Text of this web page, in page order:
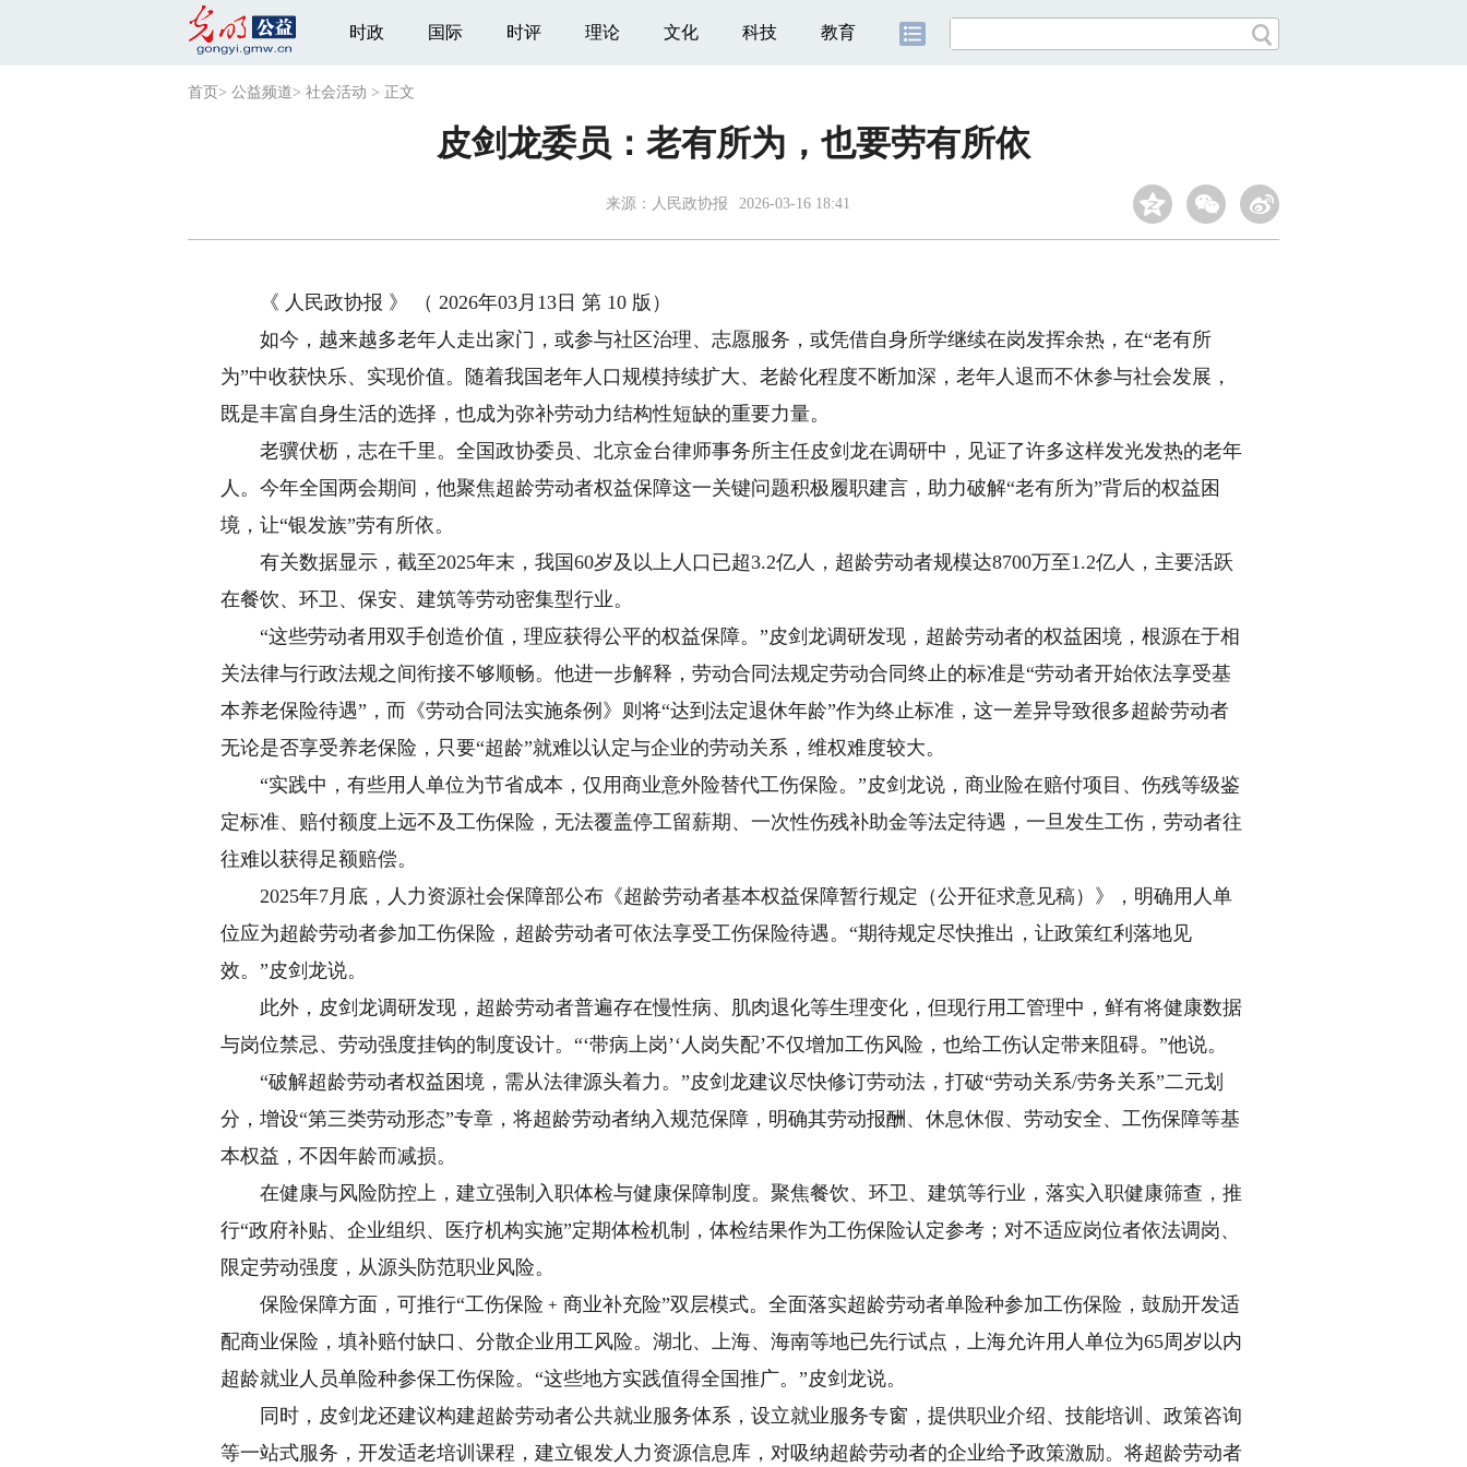
时政 国际 时评 理论 文化 科技 教育
首页 > 公益频道> 社会活动 > 正文
皮剑龙委员：老有所为，也要劳有所依
来源： 人民政协报 2026-03-16 18:41
《 人民政协报 》 （ 2026年03月13日 第 10 版）
如今，越来越多老年人走出家门，或参与社区治理、志愿服务，或凭借自身所学继续在岗发挥余热，在“老有所
为”中收获快乐、实现价值。随着我国老年人口规模持续扩大、老龄化程度不断加深，老年人退而不休参与社会发展，
既是丰富自身生活的选择，也成为弥补劳动力结构性短缺的重要力量。
老骥伏枥，志在千里。全国政协委员、北京金台律师事务所主任皮剑龙在调研中，见证了许多这样发光发热的老年
人。今年全国两会期间，他聚焦超龄劳动者权益保障这一关键问题积极履职建言，助力破解“老有所为”背后的权益困
境，让“银发族”劳有所依。
有关数据显示，截至2025年末，我国60岁及以上人口已超3.2亿人，超龄劳动者规模达8700万至1.2亿人，主要活跃
在餐饮、环卫、保安、建筑等劳动密集型行业。
“这些劳动者用双手创造价值，理应获得公平的权益保障。”皮剑龙调研发现，超龄劳动者的权益困境，根源在于相
关法律与行政法规之间衔接不够顺畅。他进一步解释，劳动合同法规定劳动合同终止的标准是“劳动者开始依法享受基
本养老保险待遇”，而《劳动合同法实施条例》则将“达到法定退休年龄”作为终止标准，这一差异导致很多超龄劳动者
无论是否享受养老保险，只要“超龄”就难以认定与企业的劳动关系，维权难度较大。
“实践中，有些用人单位为节省成本，仅用商业意外险替代工伤保险。”皮剑龙说，商业险在赔付项目、伤残等级鉴
定标准、赔付额度上远不及工伤保险，无法覆盖停工留薪期、一次性伤残补助金等法定待遇，一旦发生工伤，劳动者往
往难以获得足额赔偿。
2025年7月底，人力资源社会保障部公布《超龄劳动者基本权益保障暂行规定（公开征求意见稿）》，明确用人单
位应为超龄劳动者参加工伤保险，超龄劳动者可依法享受工伤保险待遇。“期待规定尽快推出，让政策红利落地见
效。”皮剑龙说。
此外，皮剑龙调研发现，超龄劳动者普遍存在慢性病、肌肉退化等生理变化，但现行用工管理中，鲜有将健康数据
与岗位禁忌、劳动强度挂钩的制度设计。“‘带病上岗’‘人岗失配’不仅增加工伤风险，也给工伤认定带来阻碍。”他说。
“破解超龄劳动者权益困境，需从法律源头着力。”皮剑龙建议尽快修订劳动法，打破“劳动关系/劳务关系”二元划
分，增设“第三类劳动形态”专章，将超龄劳动者纳入规范保障，明确其劳动报酬、休息休假、劳动安全、工伤保障等基
本权益，不因年龄而减损。
在健康与风险防控上，建立强制入职体检与健康保障制度。聚焦餐饮、环卫、建筑等行业，落实入职健康筛查，推
行“政府补贴、企业组织、医疗机构实施”定期体检机制，体检结果作为工伤保险认定参考；对不适应岗位者依法调岗、
限定劳动强度，从源头防范职业风险。
保险保障方面，可推行“工伤保险﹢商业补充险”双层模式。全面落实超龄劳动者单险种参加工伤保险，鼓励开发适
配商业保险，填补赔付缺口、分散企业用工风险。湖北、上海、海南等地已先行试点，上海允许用人单位为65周岁以内
超龄就业人员单险种参保工伤保险。“这些地方实践值得全国推广。”皮剑龙说。
同时，皮剑龙还建议构建超龄劳动者公共就业服务体系，设立就业服务专窗，提供职业介绍、技能培训、政策咨询
等一站式服务，开发适老培训课程，建立银发人力资源信息库，对吸纳超龄劳动者的企业给予政策激励。将超龄劳动者